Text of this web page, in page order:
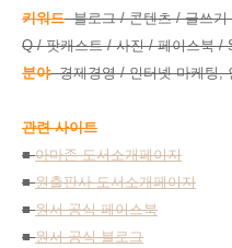
키워드블로그 / 콘텐츠 / 글쓰기
Q / 팟캐스트 / 사진 / 페이스북 /
분야경제경영 / 인터넷 마케팅,
관련 사이트
■아마존 도서소개페이지
■원출판사 도서소개페이지
■원서 공식 페이스북
■원서 공식 블로그